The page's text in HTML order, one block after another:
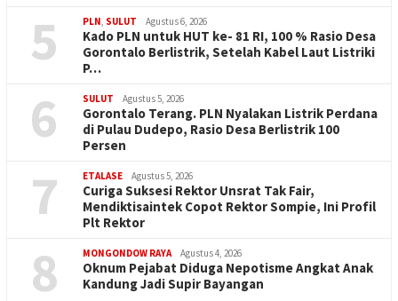
5 PLN SULUT Agustus 6, 2026
Kado PLN untuk HUT ke- 81 RI, 100 % Rasio Desa
Gorontalo Berlistrik, Setelah Kabel Laut Listriki
P…
6 SULUT Agustus 5, 2026
Gorontalo Terang. PLN Nyalakan Listrik Perdana
di Pulau Dudepo, Rasio Desa Berlistrik 100
Persen
7 ETALASE Agustus 5, 2026
Curiga Suksesi Rektor Unsrat Tak Fair,
Mendiktisaintek Copot Rektor Sompie, Ini Profil
Plt Rektor
8 MONGONDOW RAYA Agustus 4, 2026
Oknum Pejabat Diduga Nepotisme Angkat Anak
Kandung Jadi Supir Bayangan